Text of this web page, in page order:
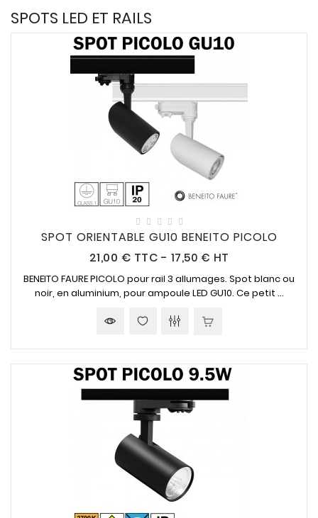
FLUORESCENTS
SPOTS LED ET RAILS
SPOT ORIENTABLE GU10 BENEITO PICOLO
21,00 € Prix
TTC - 17,50 € HT
BENEITO FAURE PICOLO pour rail 3 allumages. Spot blanc ou
noir, en aluminium, pour ampoule LED GU10. Ce petit ...